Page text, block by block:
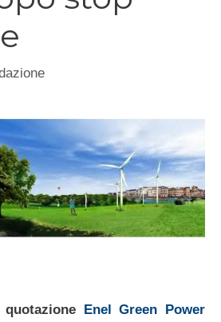
quotazione Enel Green Power